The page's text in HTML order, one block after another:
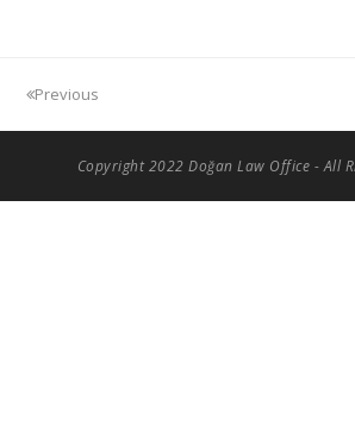
Previous
Copyright 2022 Doğan Law Office - All